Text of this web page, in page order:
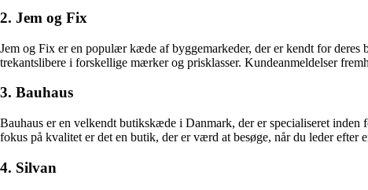
2. Jem og Fix
Jem og Fix er en populær kæde af byggemarkeder, der er kendt for
trekantslibere i forskellige mærker og prisklasser. Kundeanmeldelser
3. Bauhaus
Bauhaus er en velkendt butikskæde i Danmark, der er specialiseret
fokus på kvalitet er det en butik, der er værd at besøge, når du leder efter
4. Silvan